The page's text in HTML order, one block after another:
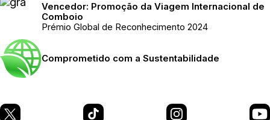
Vencedor: Promoção da Viagem Internacional de
Comboio
Prémio Global de Reconhecimento 2024
Comprometido com a Sustentabilidade